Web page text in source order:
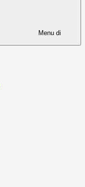
Menu di